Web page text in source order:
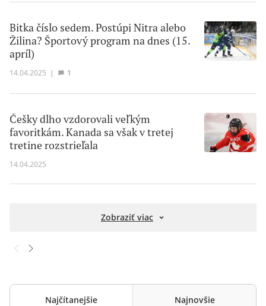
Bitka číslo sedem. Postúpi Nitra alebo
Žilina? Športový program na dnes (15.
apríl)
14.04.2025 | 1
Češky dlho vzdorovali veľkým
favoritkám. Kanada sa však v tretej
tretine rozstrieľala
14.04.2025
Zobraziť viac
Najčítanejšie Najnovšie